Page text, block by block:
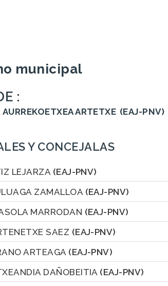
municipal
:
ARTETXE (EAJ-PNV)
Y CONCEJALAS
LEJARZA (EAJ-PNV)
ZAMALLOA (EAJ-PNV)
MARRODAN (EAJ-PNV)
SAEZ (EAJ-PNV)
ARTEAGA (EAJ-PNV)
DAÑOBEITIA (EAJ-PNV)